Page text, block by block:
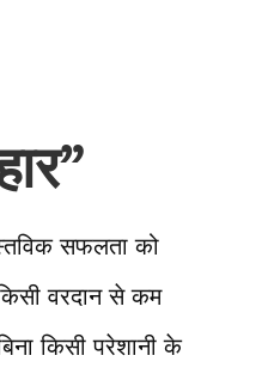
सफलता को
वरदान से कम
किसी परेशानी के